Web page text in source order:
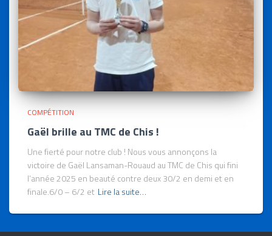
COMPÉTITION
Gaël brille au TMC de Chis !
Une fierté pour notre club ! Nous vous annonçons la
victoire de Gaël Lansaman-Rouaud au TMC de Chis qui fini
l’année 2025 en beauté contre deux 30/2 en demi et en
finale.6/0 – 6/2 et Lire la suite…